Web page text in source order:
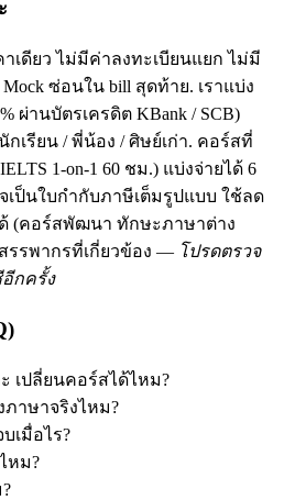
เดียว ไม่มีค่าลงทะเบียนแยก ไม่มี
ซ่อนใน bill สุดท้าย. เราแบ่ง
ผ่านบัตรเครดิต KBank / SCB)
เรียน / พี่น้อง / ศิษย์เก่า. คอร์สที่
1-on-1 60 ชม.) แบ่งจ่ายได้ 6
จเป็นใบกำกับภาษีเต็มรูปแบบ ใช้ลด
(คอร์สพัฒนา ทักษะภาษาต่าง
รรพากรที่เกี่ยวข้อง — โปรดตรวจ
กครั้ง
เปลี่ยนคอร์สได้ไหม?
ภาษาจริงไหม?
เมื่อไร?
หม?